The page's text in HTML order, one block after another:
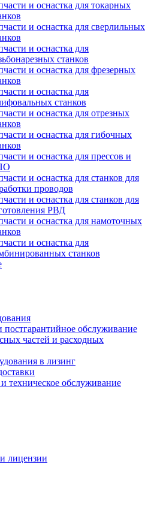
и оснастка для токарных
и оснастка для сверлильных
и оснастка для
станков
и оснастка для фрезерных
и оснастка для
станков
и оснастка для отрезных
и оснастка для гибочных
и оснастка для прессов и
и оснастка для станков для
проводов
и оснастка для станков для
РВД
и оснастка для намоточных
и оснастка для
станков
постгарантийное обслуживание
частей и расходных
в лизинг
техническое обслуживание
лицензии